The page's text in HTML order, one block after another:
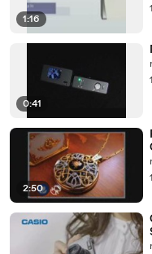
1:16
0:41
2:50